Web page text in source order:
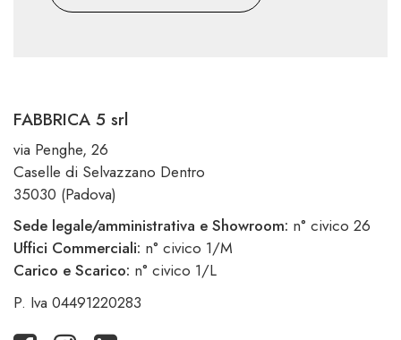
FABBRICA 5 srl
via Penghe, 26
Caselle di Selvazzano Dentro
35030 (Padova)
Sede legale/amministrativa e Showroom: n° civico 26
Uffici Commerciali: n° civico 1/M
Carico e Scarico: n° civico 1/L
P. Iva 04491220283